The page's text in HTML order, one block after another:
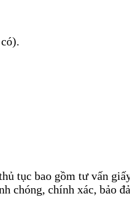
tục bao gồm tư vấn
chóng, chính xác, bảo